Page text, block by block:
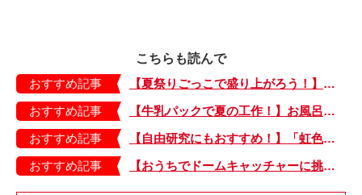
こちらも読んで
おすすめ記事
【夏祭りごっこで盛り上がろう！】紙皿やストローでフォトプロップス風のおしゃれな「おめん」の作り方
おすすめ記事
【牛乳パックで夏の工作！】お風呂やおうちプールで水に浮かべてあそぼ！「牛乳パックのぷかぷかボート」
おすすめ記事
【自由研究にもおすすめ！】「虹色うちわ」作ってみました！ 夏休みの工作に最＆高♪・編集部スタッフイチオシ！
おすすめ記事
【おうちでドームキャッチャーに挑戦だ】アンパンマン わくわくドームキャッチャー